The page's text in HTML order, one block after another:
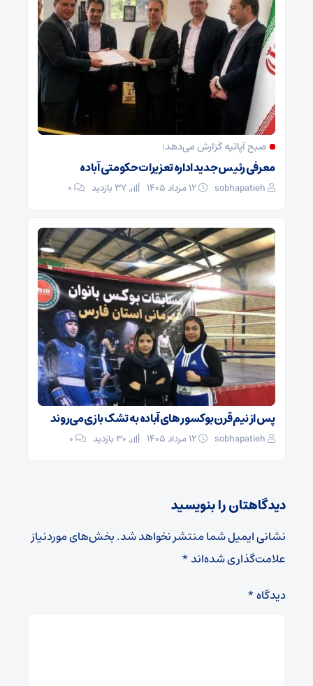
صبح آپاتیه گزارش می‌دهد؛
معرفی رئیس جدید اداره تعزیرات حکومتی آباده
sobhapatieh ۰
پس از نیم قرن بوکسور های آباده به تشک بازی می‌روند
sobhapatieh ۰
دیدگاهتان را بنویسید
نشانی ایمیل شما منتشر نخواهد شد.بخش‌های موردنیاز
علامت‌گذاری شده‌اند*
دیدگاه*